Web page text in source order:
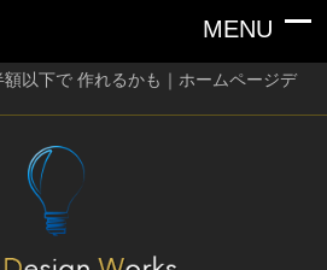
以下で 作れるかも｜ホームページデ